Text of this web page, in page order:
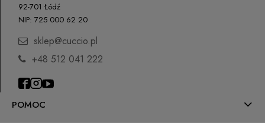
POMOC
92-701 Łódź
NIP: 725 000 62 20
sklep@cuccio.pl
+48 512 041 222